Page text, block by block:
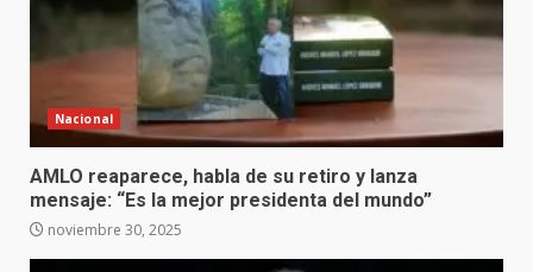
Nacional
AMLO reaparece, habla de su retiro y lanza
mensaje: “Es la mejor presidenta del mundo”
noviembre 30, 2025